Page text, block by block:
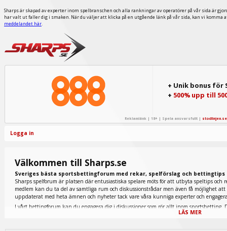
Sharps är skapad av experter inom spelbranschen och alla rankningar av operatörer på vår sida är
har valt ut faller dig i smaken. När du väljer att klicka på en utgående länk på vår sida, kan vi
meddelandet här.
+ Unik bonus för
+ 500% upp till
Reklamlänk | 18+ | Spela ansvarsfullt | stodlinjen.se
Logga in
Välkommen till Sharps.se
Sveriges bästa sportsbettingforum med rekar, spelförslag och bettingtips
Sharps spelforum är platsen där entusiastiska spelare möts för att utbyta speltips och
medlem kan du ta del av samtliga rum och diskussionstrådar men även få möjlighet
uppdaterat med heta ämnen och nyheter tack vare våra kunniga experter och
I vårt bettingforum kan du engagera dig i diskussioner som rör allt inom sportsbetting.
tennis finns representerade nedan men även extremt populära fantasy sports och e-
LÄS MER